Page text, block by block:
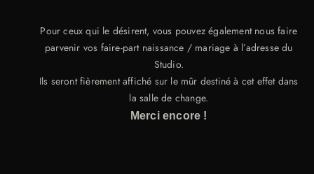
Pour ceux qui le désirent, vous pouvez également nous faire
parvenir vos faire-part naissance / mariage à l’adresse du
Studio.
Ils seront fièrement affiché sur le mûr destiné à cet effet dans
la salle de change.
Merci encore !